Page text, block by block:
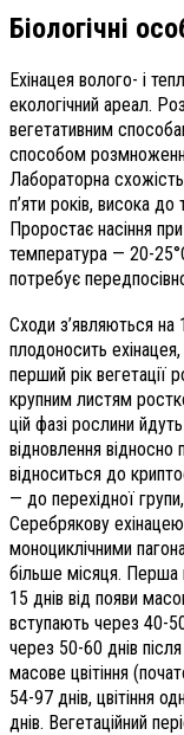
Біологічні
Ехінацея волого- і
екологічний ареал.
вегетативним
способом
Лабораторна
п’яти років, висока
Проростає насіння
температура — 20-
потребує
Сходи з’являються на
плодоносить
перший рік вегетації
крупним листям
цій фазі рослини
відновлення відносно
відноситься до
— до перехідної
Серебрякову
моноциклічними
більше місяця. Перша
15 днів від появи
вступають через 40-50
через 50-60 днів
масове цвітіння
54-97 днів, цвітіння
днів. Вегетаційний